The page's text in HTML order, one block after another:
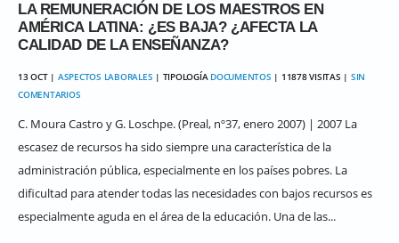
LA REMUNERACIÓN DE LOS MAESTROS EN
AMÉRICA LATINA: ¿ES BAJA? ¿AFECTA LA
CALIDAD DE LA ENSEÑANZA?
13 OCT | ASPECTOS LABORALES | TIPOLOGÍA DOCUMENTOS | 11878 VISITAS | SIN
COMENTARIOS
C. Moura Castro y G. Loschpe. (Preal, nº37, enero 2007) | 2007 La
escasez de recursos ha sido siempre una característica de la
administración pública, especialmente en los países pobres. La
dificultad para atender todas las necesidades con bajos recursos es
especialmente aguda en el área de la educación. Una de las...